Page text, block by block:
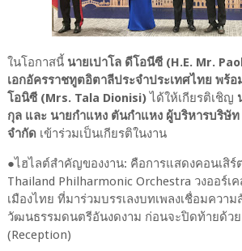
ในโอกาสนี้ นายเปาโล ดีโอนีซี (H.E. Mr.
เอกอัครราชทูตอิตาลีประจำประเทศไทย พร้
โอนิซี (Mrs. Tala Dionisi)ได้ให้เกียรติเชิญ
กุล และ นายกำแหง ตันกำแหง ผู้บริหารบริษัท
จำกัดเข้าร่วมเป็นเกียรติในงาน
●ไฮไลต์สำคัญของงาน: คือการแสดงคอนเสิร์
Thailand Philharmonic Orchestra วงออร์เ
เมืองไทย ที่มาร่วมบรรเลงบทเพลงเชื่อมควา
วัฒนธรรมดนตรีอันงดงาม ก่อนจะปิดท้ายด้วย
(Reception)